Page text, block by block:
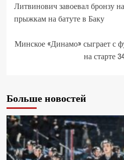
Литвинович завоевал бронзу
прыжкам на батуте в Баку
Минское «Динамо» сыграет с
на старте
Больше новостей